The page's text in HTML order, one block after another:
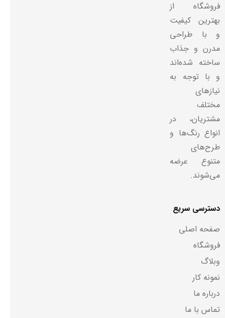
فروشگاه از
بهترین کیفیت
و با طراحی
مدرن و جذاب
ساخته شده‌اند
و با توجه به
نیازهای
مختلف
مشتریان، در
انواع رنگ‌ها و
طرح‌های
متنوع عرضه
می‌شوند.
دسترسی سریع
صفحه اصلی
فروشگاه
وبلاگ
نمونه کار
درباره ما
تماس با ما